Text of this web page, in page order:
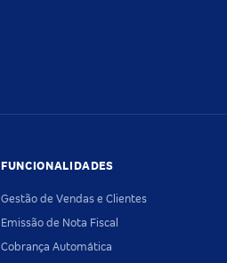
FUNCIONALIDADES
Gestão de Vendas e Clientes
Emissão de Nota Fiscal
Cobrança Automática